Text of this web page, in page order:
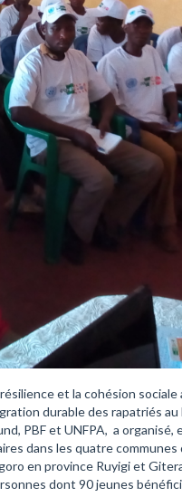
et la cohésion sociale
durable des rapatriés au
PBF et UNFPA, a
dans les quatre communes
en province Ruyigi et
dont 90 jeunes